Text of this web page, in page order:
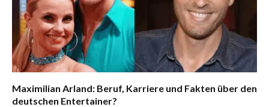
Maximilian Arland: Beruf, Karriere und Fakten über den
deutschen Entertainer?